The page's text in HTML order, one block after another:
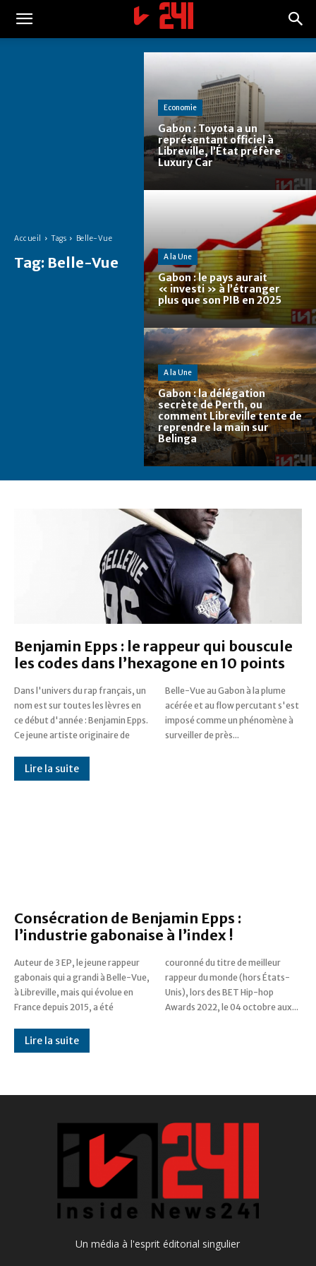
Accueil Tags Belle-Vue
Tag: Belle-Vue
Economie
Gabon : Toyota a un
représentant officiel à
Libreville, l’État préfère
Luxury Car
A la Une
Gabon : le pays aurait
« investi » à l’étranger
plus que son PIB en 2025
A la Une
Gabon : la délégation
secrète de Perth, ou
comment Libreville tente de
reprendre la main sur
Belinga
Benjamin Epps : le rappeur qui bouscule
les codes dans l’hexagone en 10 points
Dans l'univers du rap français, un
nom est sur toutes les lèvres en
ce début d'année : Benjamin Epps.
Ce jeune artiste originaire de
Belle-Vue au Gabon à la plume
acérée et au flow percutant s'est
imposé comme un phénomène à
surveiller de près...
Lire la suite
Consécration de Benjamin Epps :
l’industrie gabonaise à l’index !
Auteur de 3 EP, le jeune rappeur
gabonais qui a grandi à Belle-Vue,
à Libreville, mais qui évolue en
France depuis 2015, a été
couronné du titre de meilleur
rappeur du monde (hors États-
Unis), lors des BET Hip-hop
Awards 2022, le 04 octobre aux...
Lire la suite
Un média à l'esprit éditorial singulier